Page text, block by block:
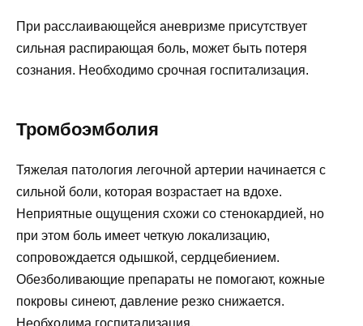
При расслаивающейся аневризме присутствует
сильная распирающая боль, может быть потеря
сознания. Необходимо срочная госпитализация.
Тромбоэмболия
Тяжелая патология легочной артерии начинается с
сильной боли, которая возрастает на вдохе.
Неприятные ощущения схожи со стенокардией, но
при этом боль имеет четкую локализацию,
сопровождается одышкой, сердцебиением.
Обезболивающие препараты не помогают, кожные
покровы синеют, давление резко снижается.